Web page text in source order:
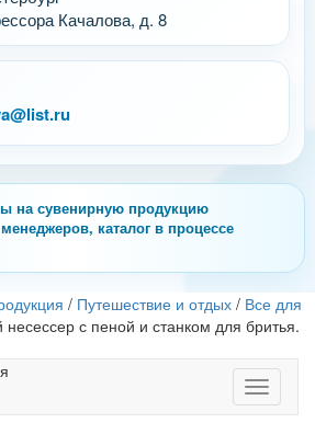
Качалова, д. 8
на сувенирную продукцию
каталог в процессе
/ Путешествие и отдых / Все для
с пеной и станком для бритья.
Toggle